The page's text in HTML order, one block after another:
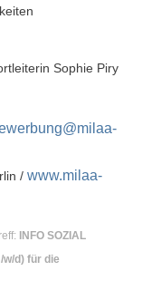
Sophie Piry
/ www.milaa-
INFO SOZIAL
d) für die